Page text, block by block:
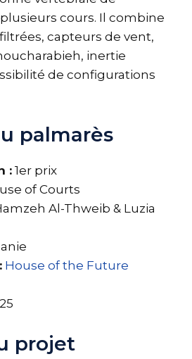
cours. Il combine
capteurs de vent,
inertie
de configurations
palmarès
: 1er prix
of Courts
Al-Thweib & Luzia
House of the Future
projet